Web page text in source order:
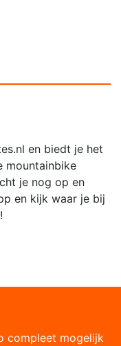
en biedt je het
mountainbike
je nog op en
en kijk waar je bij
compleet mogelijk